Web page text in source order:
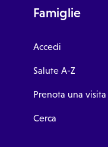
Famiglie
Accedi
Salute A-Z
Prenota una visita
Cerca